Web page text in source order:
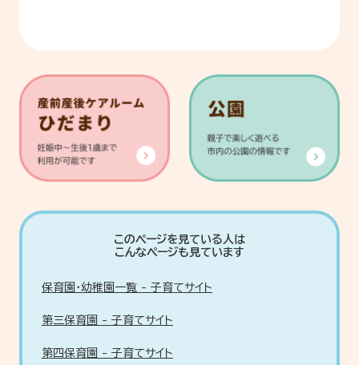
このページを見ている人は
こんなページも見ています
保育園・幼稚園一覧 - 子育てサイト
第三保育園 - 子育てサイト
第四保育園 - 子育てサイト